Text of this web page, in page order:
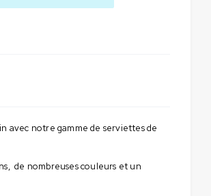
avec notre gamme de serviettes de
de nombreuses couleurs et un